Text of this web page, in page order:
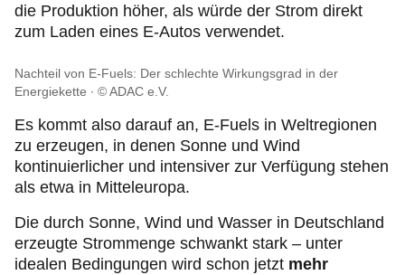
die Produktion höher, als würde der Strom direkt
zum Laden eines E-Autos verwendet.
Nachteil von E-Fuels: Der schlechte Wirkungsgrad in der
Energiekette
© ADAC e.V.
Es kommt also darauf an, E-Fuels in Weltregionen
zu erzeugen, in denen Sonne und Wind
kontinuierlicher und intensiver zur Verfügung stehen
als etwa in Mitteleuropa.
Die durch Sonne, Wind und Wasser in Deutschland
erzeugte Strommenge schwankt stark – unter
idealen Bedingungen wird schon jetzt mehr